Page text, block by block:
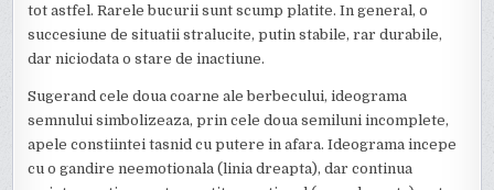
tot astfel. Rarele bucurii sunt scump platite. In general, o
succesiune de situatii stralucite, putin stabile, rar durabile,
dar niciodata o stare de inactiune.
Sugerand cele doua coarne ale berbecului, ideograma
semnului simbolizeaza, prin cele doua semiluni incomplete,
apele constiintei tasnid cu putere in afara. Ideograma incepe
cu o gandire neemotionala (linia dreapta), dar continua